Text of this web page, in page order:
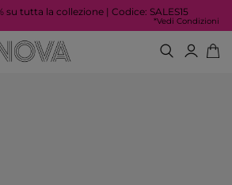
su tutta la collezione | Codice: SALES15
*Vedi Condizioni